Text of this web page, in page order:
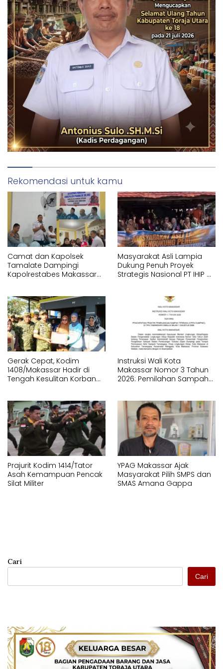
Rekomendasi untuk kamu
Camat dan Kapolsek
Tamalate Dampingi
Kapolrestabes Makassar
Masyarakat Asli Lampia
Dukung Penuh Proyek
Strategis Nasional PT IHIP di
Gerak Cepat, Kodim
1408/Makassar Hadir di
Tengah Kesulitan Korban
Instruksi Wali Kota
Makassar Nomor 3 Tahun
2026: Pemilahan Sampah
Prajurit Kodim 1414/Tator
Asah Kemampuan Pencak
Silat Militer
YPAG Makassar Ajak
Masyarakat Pilih SMPS dan
SMAS Amana Gappa
Cari
Cari